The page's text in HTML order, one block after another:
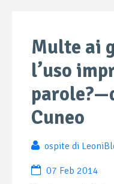
Multe ai
l’uso
Cuneo
ospite di
07 Feb 2014